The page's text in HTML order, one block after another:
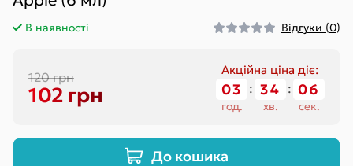
В наявності Відгуки (0)
120 грн
102 грн
Акційна ціна діє:
03
год.
: 34
хв.
: 06
сек.
До кошика